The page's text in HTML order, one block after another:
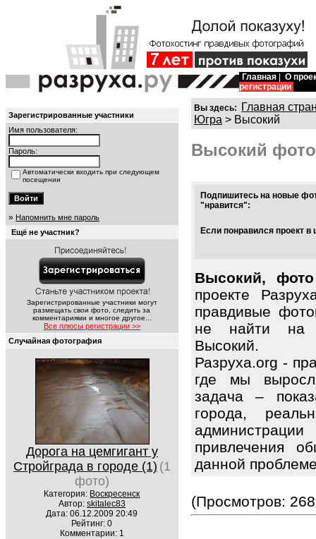
Главная
О
регистрации
Зарегистрированные участники
Имя пользователя:
Пароль:
Автоматически входить при следующем
посещении
» Напомнить мне пароль
Ещё не участник?
Зарегистрированные участники могут
размещать свои фото, следить за
комментариями и многое другое...
Все плюсы регистрации >>
Случайная фотография
Дорога на цемгигант у
Стройграда в городе (1) (1
фото)
Категория: Воскресенск
Автор: skitalec83
Дата: 06.12.2009 20:49
Рейтинг: 0
Комментарии: 1
Вы здесь:
Главная
Югра > Высокий
Высокий фото
Подпишитесь на новые
"нравится":
Если понравился проект
Высокий,
проекте
правдивые
не найти на
Высокий.
Разруха.org -
где мы
задача –
города,
привлечения
данной
(Просмотров: